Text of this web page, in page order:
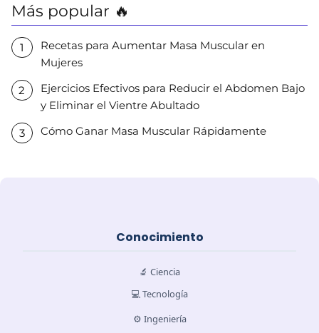
Más popular 🔥
Recetas para Aumentar Masa Muscular en
Mujeres
Ejercicios Efectivos para Reducir el Abdomen Bajo
y Eliminar el Vientre Abultado
Cómo Ganar Masa Muscular Rápidamente
Conocimiento
🔬 Ciencia
💻 Tecnología
⚙️ Ingeniería